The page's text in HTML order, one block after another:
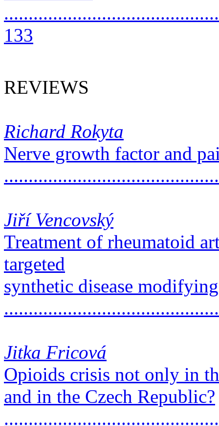
133
REVIEWS
Richard Rokyta
Nerve growth factor and
Jiří Vencovský
Treatment of rheumatoid
targeted
synthetic disease
Jitka Fricová
Opioids crisis not only in
and in the Czech Republic?